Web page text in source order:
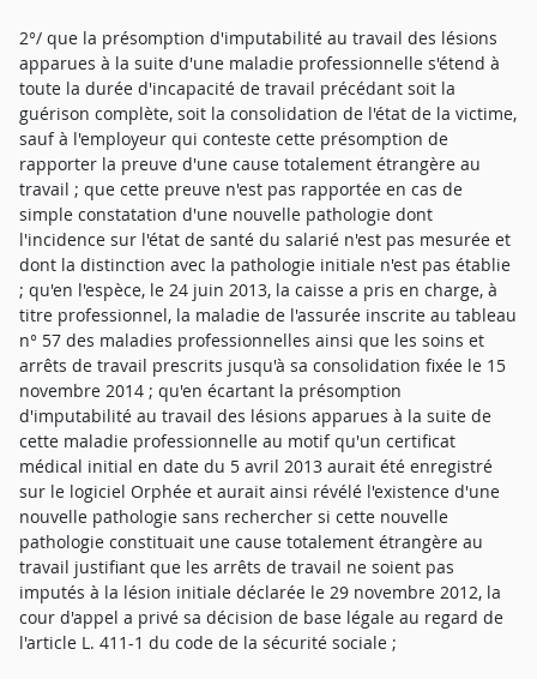
2°/ que la présomption d'imputabilité au travail des lésions
apparues à la suite d'une maladie professionnelle s'étend à
toute la durée d'incapacité de travail précédant soit la
guérison complète, soit la consolidation de l'état de la victime,
sauf à l'employeur qui conteste cette présomption de
rapporter la preuve d'une cause totalement étrangère au
travail ; que cette preuve n'est pas rapportée en cas de
simple constatation d'une nouvelle pathologie dont
l'incidence sur l'état de santé du salarié n'est pas mesurée et
dont la distinction avec la pathologie initiale n'est pas établie
; qu'en l'espèce, le 24 juin 2013, la caisse a pris en charge, à
titre professionnel, la maladie de l'assurée inscrite au tableau
n° 57 des maladies professionnelles ainsi que les soins et
arrêts de travail prescrits jusqu'à sa consolidation fixée le 15
novembre 2014 ; qu'en écartant la présomption
d'imputabilité au travail des lésions apparues à la suite de
cette maladie professionnelle au motif qu'un certificat
médical initial en date du 5 avril 2013 aurait été enregistré
sur le logiciel Orphée et aurait ainsi révélé l'existence d'une
nouvelle pathologie sans rechercher si cette nouvelle
pathologie constituait une cause totalement étrangère au
travail justifiant que les arrêts de travail ne soient pas
imputés à la lésion initiale déclarée le 29 novembre 2012, la
cour d'appel a privé sa décision de base légale au regard de
l'article L. 411-1 du code de la sécurité sociale ;